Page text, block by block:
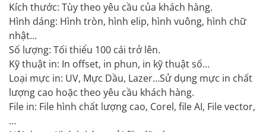
Kích thước: Tùy theo yêu cầu của khách hàng.
Hình dáng: Hình tròn, hình elip, hình vuông, hình chữ
nhật…
Số lượng: Tối thiểu 100 cái trở lên.
Kỹ thuật in: In offset, in phun, in kỹ thuật số…
Loại mực in: UV, Mực Dầu, Lazer…Sử dụng mực in chất
lượng cao hoặc theo yêu cầu khách hàng.
File in: File hình chất lượng cao, Corel, file AI, File vector,
…